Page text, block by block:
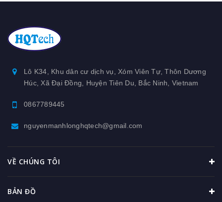
Lô K34, Khu dân cư dịch vụ, Xóm Viên Tự, Thôn Dương
Húc, Xã Đại Đồng, Huyện Tiên Du, Bắc Ninh, Vietnam
0867789445
nguyenmanhlonghqtech@gmail.com
VỀ CHÚNG TÔI
BẢN ĐỒ